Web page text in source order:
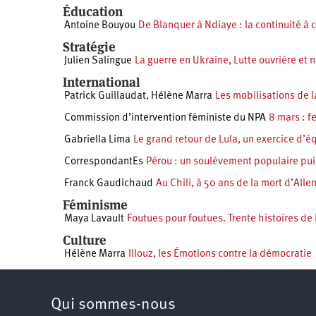
Éducation
Antoine Bouyou De Blanquer à Ndiaye : la continuité à
Stratégie
Julien Salingue La guerre en Ukraine, Lutte ouvrière et
International
Patrick Guillaudat, Hélène Marra Les mobilisations de
Commission d’intervention féministe du NPA 8 mars :
Gabriella Lima Le grand retour de Lula, un exercice
CorrespondantEs Pérou : un soulèvement populaire
Franck Gaudichaud Au Chili, à 50 ans de la mort
Féminisme
Maya Lavault Foutues pour foutues. Trente histoires
Culture
Hélène Marra Illouz, les Émotions contre la démocratie
Qui sommes-nous